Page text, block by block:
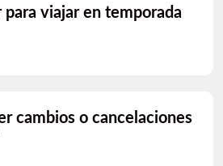
para viajar en temporada
cambios o cancelaciones